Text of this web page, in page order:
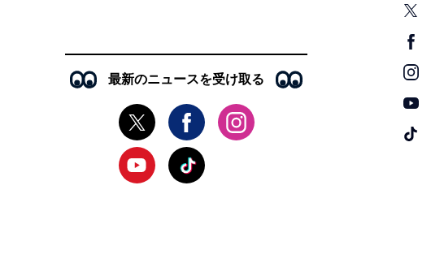
最新のニュースを受け取る